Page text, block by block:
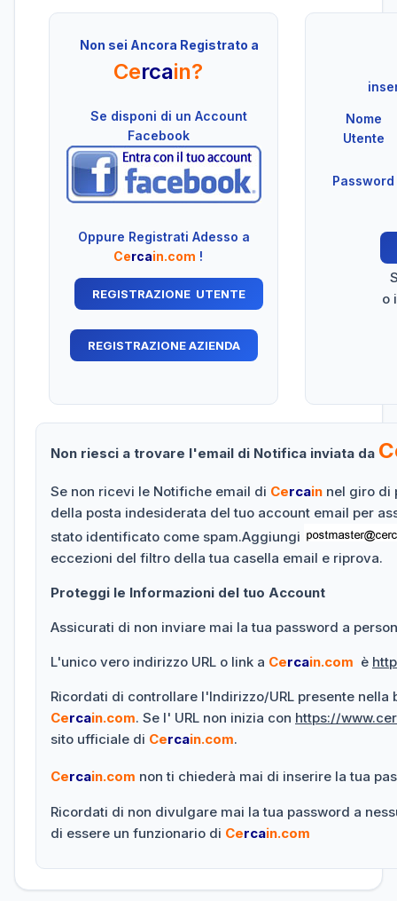
Non sei Ancora Registrato a
Cercain?
Se disponi di un Account
Facebook
Oppure Registrati Adesso a
Cercain.com !
Nome
Utente
Password
o
Non riesci a trovare l'email di Notifica inviata da
Se non ricevi le Notifiche email di Cercain nel giro di
della posta indesiderata del tuo account email per
stato identificato come spam.Aggiungi
eccezioni del filtro della tua casella email e riprova.
Proteggi le Informazioni del tuo Account
Assicurati di non inviare mai la tua password a
L'unico vero indirizzo URL o link a Cercain.com è
Ricordati di controllare l'Indirizzo/URL presente nella
Cercain.com. Se l' URL non inizia con https://
sito ufficiale di Cercain.com.
Cercain.com non ti chiederà mai di inserire la tua
Ricordati di non divulgare mai la tua password a
di essere un funzionario di Cercain.com